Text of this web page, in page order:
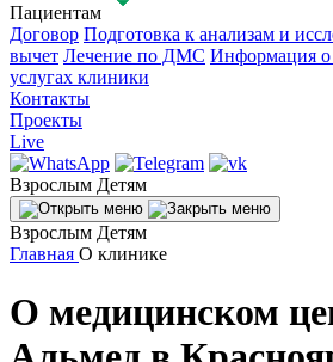
Пациентам
Договор Подготовка к анализам и
вычет Лечение по ДМС Информация о
услугах клиники
Контакты
Проекты
Live
Взрослым Детям
Взрослым Детям
Главная О клинике
О медицинском